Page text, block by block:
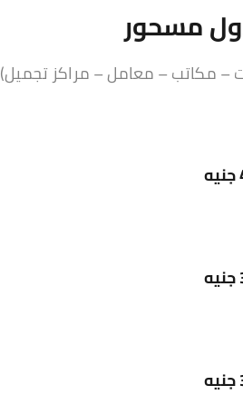
مسحور
– مكاتب – معامل – مراكز تجميل)